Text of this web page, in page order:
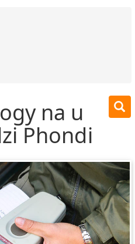
na u
Phondi